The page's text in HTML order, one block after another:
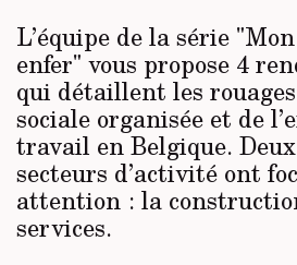
L’équipe de la série
enfer" vous propose 4
qui détaillent les
sociale organisée et de
travail en Belgique.
secteurs d’activité ont
attention : la
services.